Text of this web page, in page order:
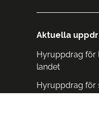
Aktuella
Hyruppdrag för
landet
Hyruppdrag för